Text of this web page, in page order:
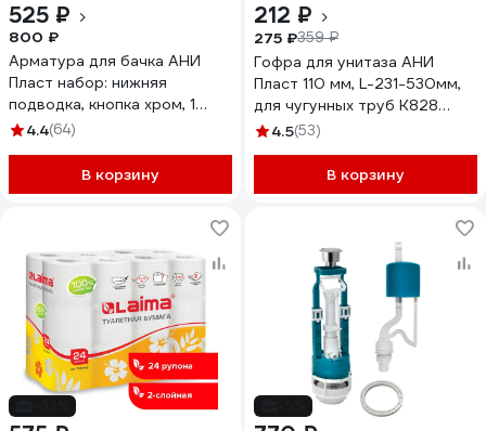
525 ₽
800 ₽
Арматура для бачка АНИ
Пласт набор: нижняя
подводка, кнопка хром, 1
режим, эконом WC6550M
4.4(64)
В корзину
212 ₽
275 ₽359 ₽
Гофра для унитаза АНИ
Пласт 110 мм, L-231-530мм,
для чугунных труб K828
025-0148
4.5(53)
В корзину